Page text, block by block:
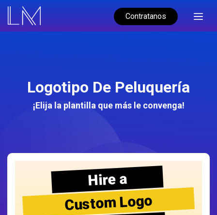
Contratanos
Logotipo De Peluquería
¡Elija la plantilla que más le convenga!
Hire a
Custom Logo